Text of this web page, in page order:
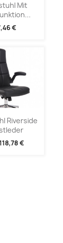
Mit
€
Riverside
€